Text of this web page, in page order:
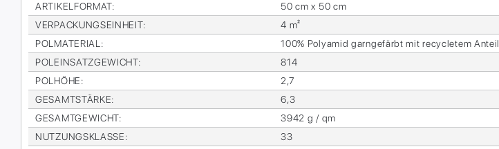
AR­TI­KEL­FOR­MAT:
50 cm x 50 cm
VER­PA­CKUNGS­EIN­HEIT:
4 m²
POL­MA­TE­RI­AL:
100% Po­ly­amid garn­ge­färbt mit re­cy­cle­tem An­teil
POL­EIN­SATZ­GE­WICHT:
814
POL­HÖ­HE:
2,7
GE­SAMT­STÄR­KE:
6,3
GE­SAMT­GE­WICHT:
3942 g / qm
NUT­ZUNGS­KLAS­SE:
33